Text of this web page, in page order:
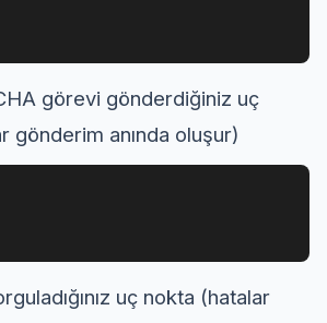
görevi gönderdiğiniz uç
gönderim anında oluşur)
uç nokta (hatalar